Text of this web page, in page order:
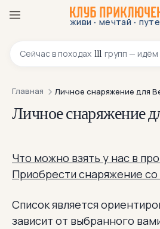
живи · мечтай ·
Сейчас в походах 111 групп — идём
8 800 200-70-23
Главная Личное снаряжение для
Личное снаряжение
Что можно взять у нас в
Приобрести снаряжение со
Список является
зависит от выбранного